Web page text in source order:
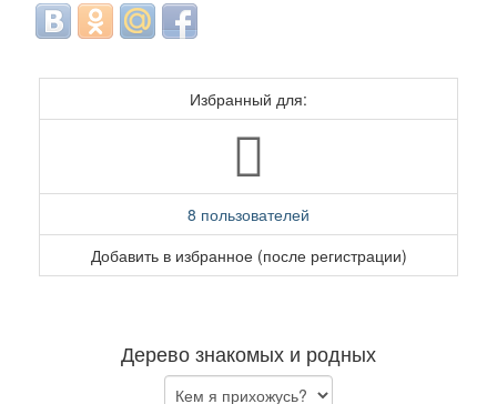
Избранный для:
8 пользователей
Добавить в избранное (после регистрации)
Дерево знакомых и родных